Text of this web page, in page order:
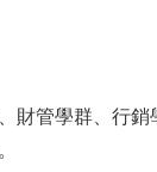
財管學群、行